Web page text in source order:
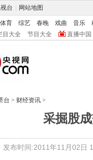
台 网站地图
体育 综艺 春晚 戏曲 音乐
目大全 节目大全 直播中国
台 > 财经资讯 >
采掘股
发布时间:2011年11月02日